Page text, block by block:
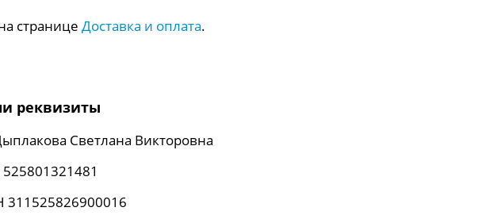
странице Доставка и оплата.
реквизиты
Светлана Викторовна
311525826900016